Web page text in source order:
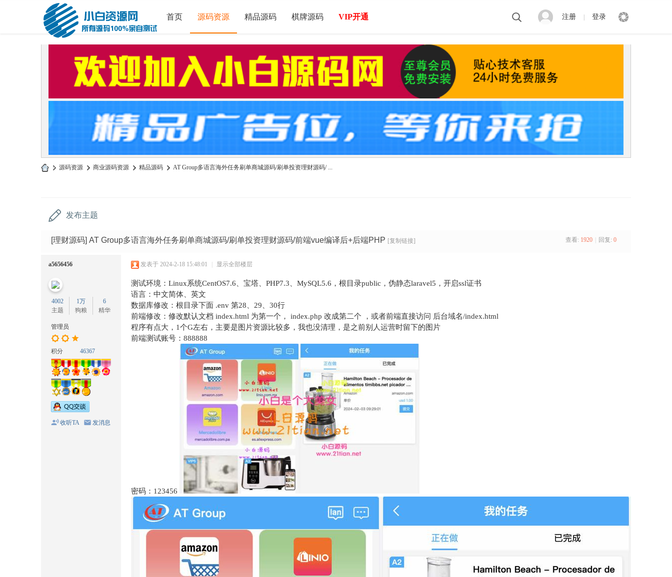
首页 源码资源 精品源码 棋牌源码 VIP开通 注册 登录
» 源码资源 › 商业源码资源 › 精品源码 › AT Group多语言海外任务刷单商城源码/刷单投资理财源码/ ...
发布主题
[理财源码] AT Group多语言海外任务刷单商城源码/刷单投资理财源码/前端vue编译后+后端PHP [复制链接] 查看: 1920 | 回复: 0
a5656456
4002
主题
1万
狗粮
6
精华
管理员
积分 46367
收听TA 发消息
发表于 2024-2-18 15:48:01 | 显示全部楼层
测试环境：Linux系统CentOS7.6、宝塔、PHP7.3、MySQL5.6，根目录public，伪静态laravel5，开启ssl证书
语言：中文简体、英文
数据库修改：根目录下面 .env 第28、29、30行
前端修改：修改默认文档 index.html 为第一个， index.php 改成第二个 ，或者前端直接访问 后台域名/index.html
程序有点大，1个G左右，主要是图片资源比较多，我也没清理，是之前别人运营时留下的图片
前端测试账号：888888
密码：123456